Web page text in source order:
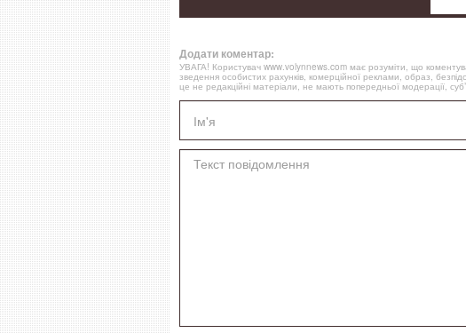
Додати коментар:
УВАГА! Користувач www.volynnews.com має розуміти, що
зведення особистих рахунків, комерційної реклами, образ,
це не редакційні матеріали, не мають попередньої модерації,